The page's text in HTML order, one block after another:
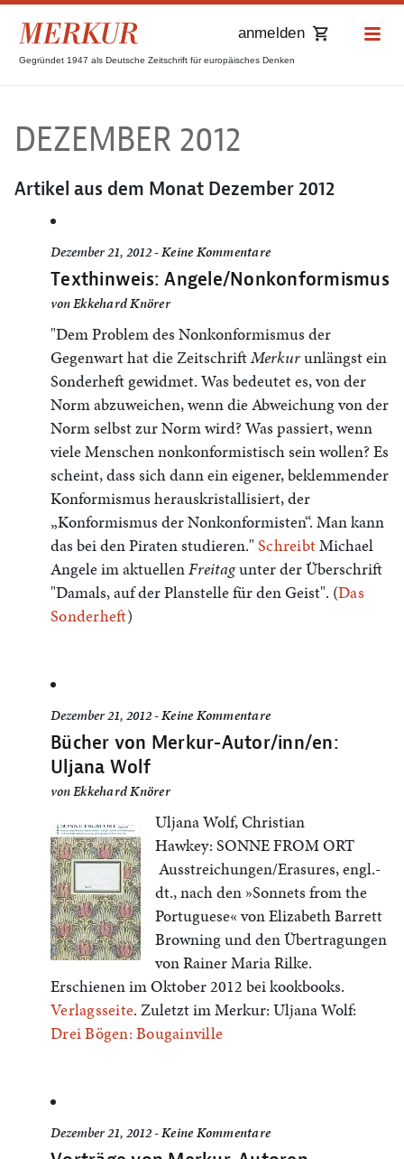
Gegründet 1947 als Deutsche Zeitschrift für europäisches Denken
anmelden
DEZEMBER 2012
Artikel aus dem Monat Dezember 2012
Dezember 21, 2012 -Keine Kommentare
Texthinweis: Angele/Nonkonformismus
vonEkkehard Knörer
"Dem Problem des Nonkonformismus der
Gegenwart hat die ZeitschriftMerkurunlängst ein
Sonderheft gewidmet. Was bedeutet es, von der
Norm abzuweichen, wenn die Abweichung von der
Norm selbst zur Norm wird? Was passiert, wenn
viele Menschen nonkonformistisch sein wollen? Es
scheint, dass sich dann ein eigener, beklemmender
Konformismus herauskristallisiert, der
„Konformismus der Nonkonformisten“. Man kann
das bei den Piraten studieren." SchreibtMichael
Angele im aktuellenFreitagunter der Überschrift
"Damals, auf der Planstelle für den Geist". (Das
Sonderheft)
Dezember 21, 2012 -Keine Kommentare
Bücher von Merkur-Autor/inn/en:
Uljana Wolf
vonEkkehard Knörer
Uljana Wolf, Christian
Hawkey: SONNE FROM ORT
Ausstreichungen/Erasures, engl.-
dt., nach den »Sonnets from the
Portuguese« von Elizabeth Barrett
Browning und den Übertragungen
von Rainer Maria Rilke.
Erschienen im Oktober 2012 bei kookbooks.
Verlagsseite. Zuletzt im Merkur: Uljana Wolf:
Drei Bögen: Bougainville
Dezember 21, 2012 -Keine Kommentare